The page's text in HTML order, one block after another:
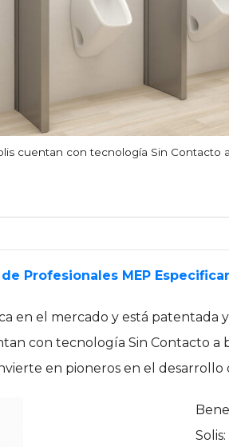
cuentan con tecnología Sin Contacto
Profesionales MEP
en el mercado y está patentada
con tecnología Sin Contacto a
en pioneros en el
Solis: